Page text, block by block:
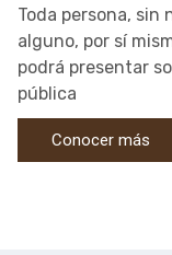
Toda persona,
alguno, por sí
podrá presentar
pública
Conocer más